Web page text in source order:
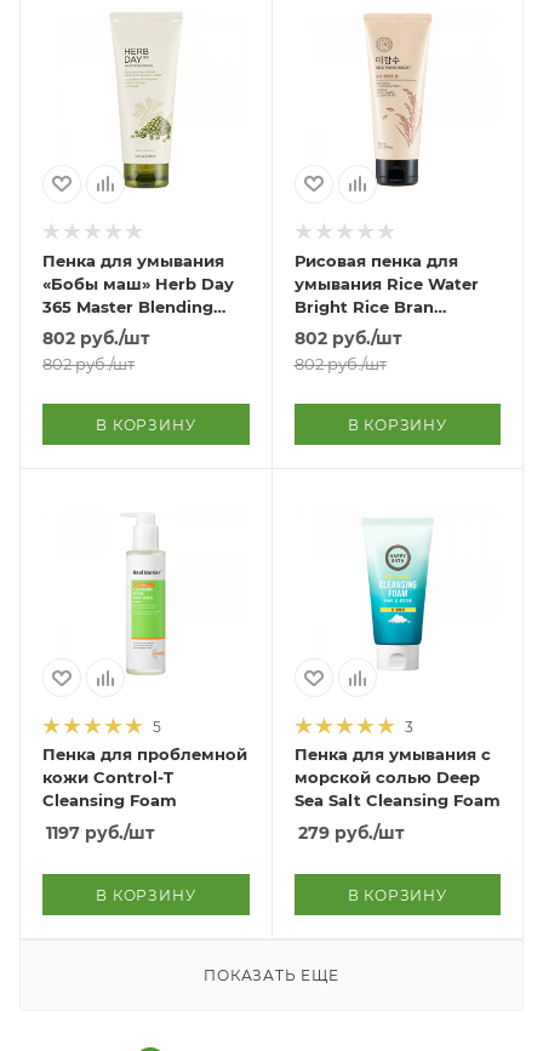
Пенка для умывания
«Бобы маш» Herb Day
365 Master Blending
Foaming Cleanser Mung
Bean & Mugwort Haricol
Mango
802 руб./шт
802руб./шт
В КОРЗИНУ
Рисовая пенка для
умывания Rice Water
Bright Rice Bran
Cleansing Foam
802руб./шт
802руб./шт
В КОРЗИНУ
5
Пенка для проблемной
кожи Control-T
Cleansing Foam
1197 руб./шт
В КОРЗИНУ
3
Пенка для умывания с
морской солью Deep
Sea Salt Cleansing Foam
279руб./шт
В КОРЗИНУ
ПОКАЗАТЬ ЕЩЕ